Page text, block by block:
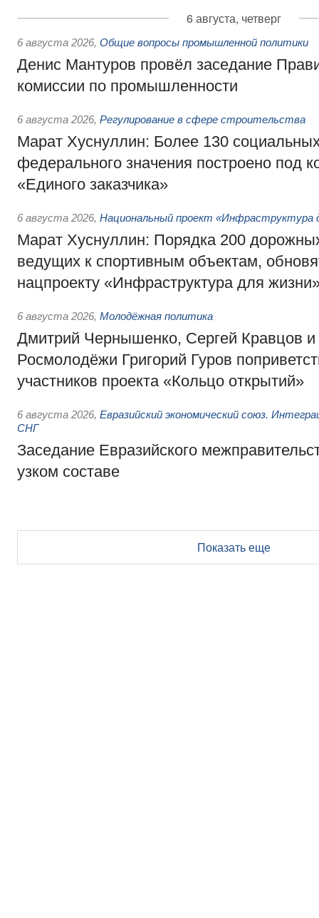
6 августа, четверг
6 августа 2026, Общие вопросы промышленной политики
Денис Мантуров провёл заседание
комиссии по промышленности
6 августа 2026, Регулирование в сфере строительства
Марат Хуснуллин: Более 130
федерального значения построено под
«Единого заказчика»
6 августа 2026, Национальный проект «Инфраструктура
Марат Хуснуллин: Порядка 200
ведущих к спортивным объектам,
нацпроекту «Инфраструктура для
6 августа 2026, Молодёжная политика
Дмитрий Чернышенко, Сергей Кравцов и
Росмолодёжи Григорий Гуров
участников проекта «Кольцо открытий»
6 августа 2026, Евразийский экономический союз.
СНГ
Заседание Евразийского
узком составе
Показать еще